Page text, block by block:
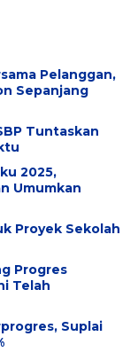
Pelanggan,
Sepanjang
Tuntaskan
2025,
Umumkan
Proyek Sekolah
Progres
Telah
Suplai